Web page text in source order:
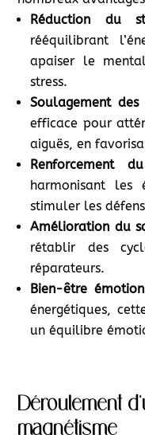
Réduction du
rééquilibrant
apaiser le
stress.
Soulagement des
efficace pour
aiguës, en
Renforcement
harmonisant les
stimuler les
Amélioration du
rétablir des
réparateurs.
Bien-être
énergétiques,
un équilibre
Déroulement
magnétisme